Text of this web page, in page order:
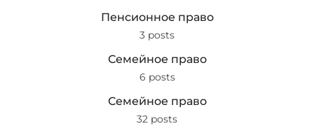
Пенсионное право
3 posts
Семейное право
6 posts
Семейное право
32 posts